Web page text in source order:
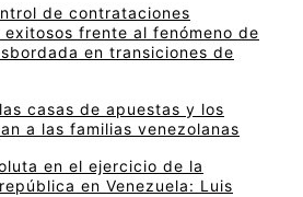
de contrataciones
frente al fenómeno de
en transiciones de
casas de apuestas y los
a las familias venezolanas
en el ejercicio de la
en Venezuela: Luis